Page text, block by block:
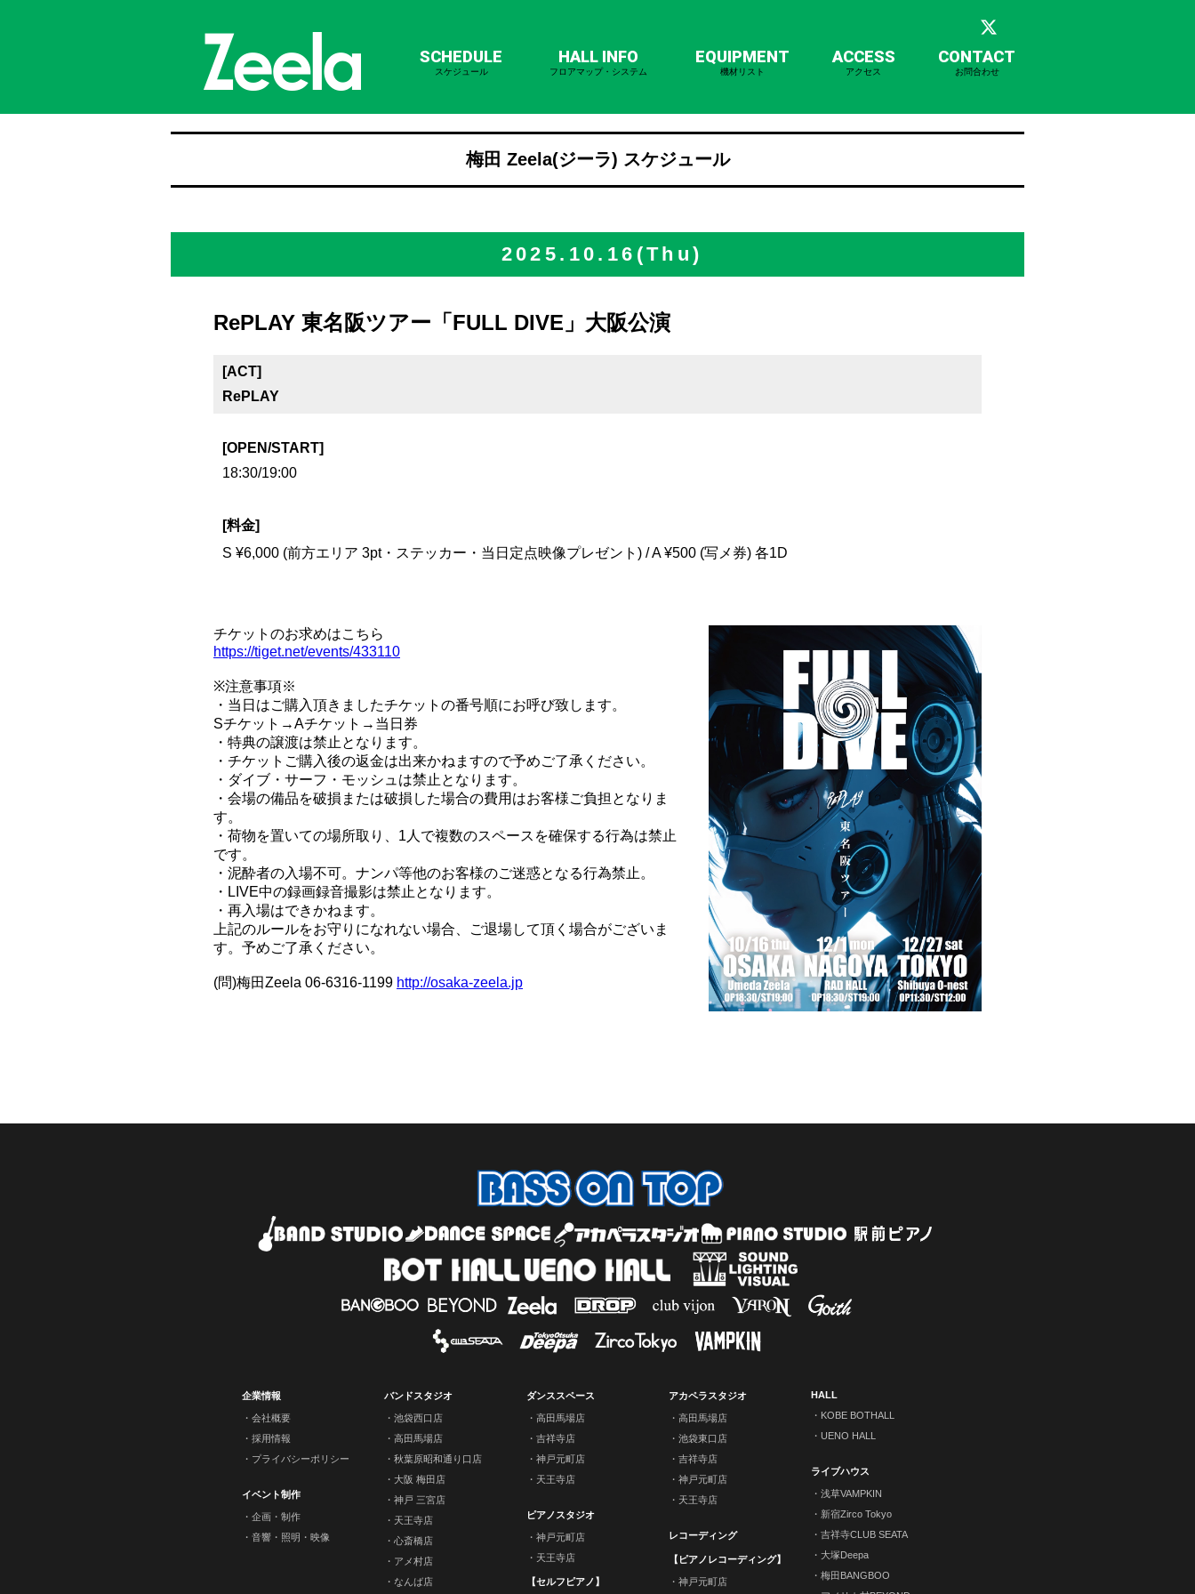
SCHEDULE
スケジュール
HALL INFO
フロアマップ・システム
EQUIPMENT
機材リスト
ACCESS
アクセス
CONTACT
お問合わせ
梅田 Zeela(ジーラ) スケジュール
2025.10.16(Thu)
RePLAY 東名阪ツアー「FULL DIVE」大阪公演
[ACT]
RePLAY
[OPEN/START]
18:30/19:00
[料金]
S ¥6,000 (前方エリア 3pt・ステッカー・当日定点映像プレゼント) / A ¥500 (写メ券) 各1D
チケットのお求めはこちら
https://tiget.net/events/433110
※注意事項※
・当日はご購入頂きましたチケットの番号順にお呼び致します。
Sチケット→Aチケット→当日券
・特典の譲渡は禁止となります。
・チケットご購入後の返金は出来かねますので予めご了承ください。
・ダイブ・サーフ・モッシュは禁止となります。
・会場の備品を破損または破損した場合の費用はお客様ご負担となりま
す。
・荷物を置いての場所取り、1人で複数のスペースを確保する行為は禁止
です。
・泥酔者の入場不可。ナンパ等他のお客様のご迷惑となる行為禁止。
・LIVE中の録画録音撮影は禁止となります。
・再入場はできかねます。
上記のルールをお守りになれない場合、ご退場して頂く場合がございま
す。予めご了承ください。
(問)梅田Zeela 06-6316-1199 http://osaka-zeela.jp
企業情報
会社概要
採用情報
プライバシーポリシー
イベント制作
企画・制作
音響・照明・映像
バンドスタジオ
池袋西口店
高田馬場店
秋葉原昭和通り口店
大阪 梅田店
神戸 三宮店
天王寺店
心斎橋店
アメ村店
なんば店
ダンススペース
高田馬場店
吉祥寺店
神戸元町店
天王寺店
ピアノスタジオ
神戸元町店
天王寺店
【セルフピアノ】
アカペラスタジオ
高田馬場店
池袋東口店
吉祥寺店
神戸元町店
天王寺店
レコーディング
【ピアノレコーディング】
神戸元町店
HALL
KOBE BOTHALL
UENO HALL
ライブハウス
浅草VAMPKIN
新宿Zirco Tokyo
吉祥寺CLUB SEATA
大塚Deepa
梅田BANGBOO